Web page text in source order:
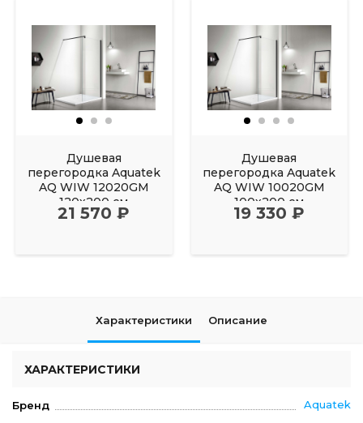
Душевая
перегородка Aquatek
AQ WIW 12020GM
120х200 см
21 570 ₽
Душевая
перегородка Aquatek
AQ WIW 10020GM
100х200 см
19 330 ₽
Характеристики Описание
ХАРАКТЕРИСТИКИ
Бренд Aquatek